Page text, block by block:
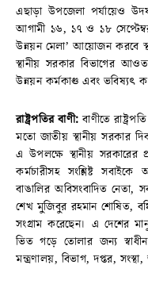
এছাড়া উপজেলা পর্যায়েও
আগামী ১৬, ১৭ ও ১৮
উন্নয়ন মেলা’ আয়োজন করবে
স্থানীয় সরকার বিভাগের
উন্নয়ন কর্মকাণ্ড এবং ভবিষ্যৎ
রাষ্ট্রপতির বাণী: বাণীতে
মতো জাতীয় স্থানীয় সরকার
এ উপলক্ষে স্থানীয় সরকারের
কর্মচারীসহ সংশ্লিষ্ট
বাঙালির অবিসংবাদিত নেতা,
শেখ মুজিবুর রহমান শোষিত,
সংগ্রাম করেছেন। এ দেশের
ভিত গড়ে তোলার জন্য
মন্ত্রণালয়, বিভাগ, দপ্তর,